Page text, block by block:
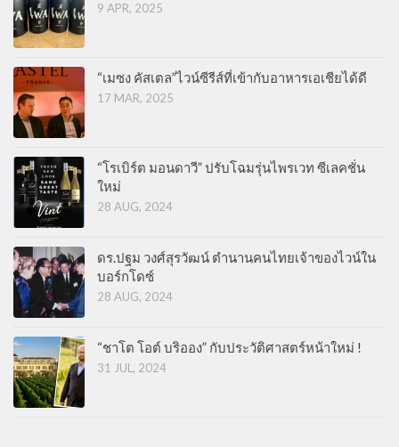
9 APR, 2025
“เมซง คัสเตล”ไวน์ซีรีส์ที่เข้ากับอาหารเอเชียได้ดี
17 MAR, 2025
“โรเบิร์ต มอนดาวี” ปรับโฉมรุ่นไพรเวท ซีเลคชั่น
ใหม่
28 AUG, 2024
ดร.ปฐม วงศ์สุรวัฒน์ ตำนานคนไทยเจ้าของไวน์ใน
บอร์กโดซ์
28 AUG, 2024
“ชาโต โอต์ บริออง” กับประวัติศาสตร์หน้าใหม่ !
31 JUL, 2024